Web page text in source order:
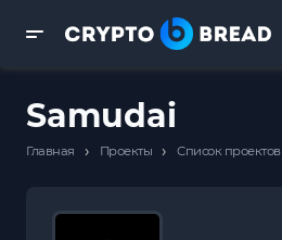
Samudai
Главная › Проекты › Список проектов